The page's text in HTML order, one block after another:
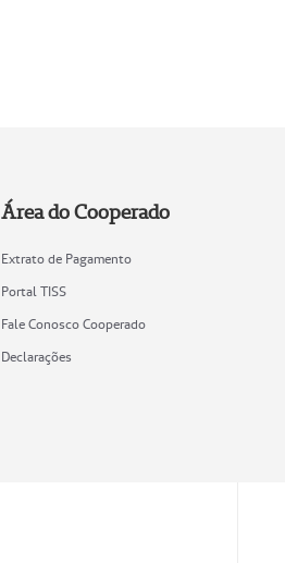
Área do Cooperado
Extrato de Pagamento
Portal TISS
Fale Conosco Cooperado
Declarações